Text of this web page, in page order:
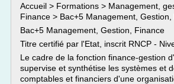
Accueil > Formations > Management,
Finance > Bac+5 Management,
Bac+5 Management, Gestion, Finance
Titre certifié par l'Etat, inscrit RNCP -
Le cadre de la fonction finance-gestion
supervise et synthétise les systèmes et
comptables et financiers d'une